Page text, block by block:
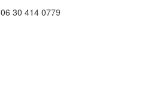
06 30 414 0779